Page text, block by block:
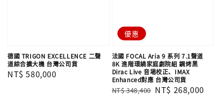
德國 TRIGON EXCELLENCE 二聲
道綜合擴大機 台灣公司貨
Regular
NT$ 580,000
優惠
法國 FOCAL Aria 9 系列 7.1聲道
8K 進階環繞家庭劇院組 鋼烤黑
Dirac Live 音場校正、IMAX
Enhanced對應 台灣公司貨
Regular
NT$ 348,400 Sale
NT$ 268,000